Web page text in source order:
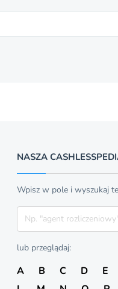
NASZA
Wpisz w pole i wyszukaj
Szukaj
lub przeglądaj:
A B C D E